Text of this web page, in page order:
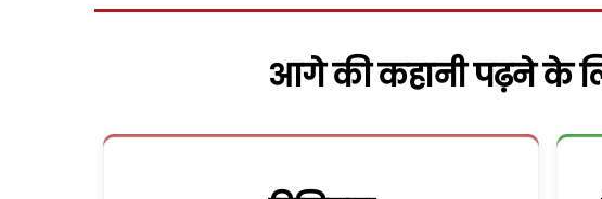
आगे की कहानी पढ़ने के